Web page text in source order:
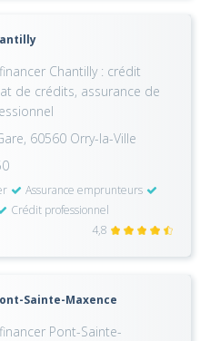
Chantilly : crédit
de crédits, assurance de
60560 Orry-la-Ville
Assurance emprunteurs
Crédit professionnel
4,8
Sainte-Maxence
Pont-Sainte-